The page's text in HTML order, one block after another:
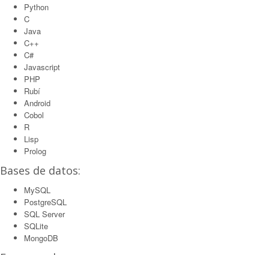
Python
C
Java
C++
C#
Javascript
PHP
Rubí
Android
Cobol
R
Lisp
Prolog
Bases de datos:
MySQL
PostgreSQL
SQL Server
SQLite
MongoDB